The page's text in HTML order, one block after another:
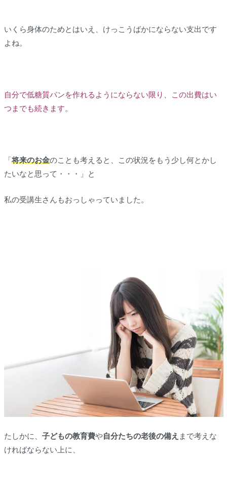
いくら身体のためとはいえ、けっこうばかにならない支出です
よね。
自分で低糖質パンを作れるようにならない限り、この出費はい
つまでも続きます。
「将来のお金のことも考えると、この状況をもう少し何とかし
たいなと思って・・・」と
私の受講生さんもおっしゃっていました。
たしかに、 子どもの教育費や自分たちの老後の備え まで考えな
ければならない上に、